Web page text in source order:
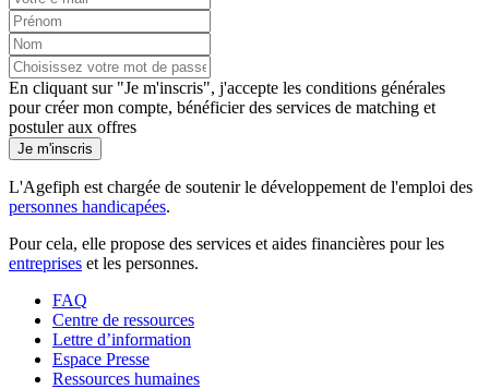
En cliquant sur "Je m'inscris", j'accepte les conditions générales
pour créer mon compte, bénéficier des services de matching et
postuler aux offres
Je m'inscris
L'Agefiph est chargée de soutenir le développement de l'emploi des
personnes handicapées.
Pour cela, elle propose des services et aides financières pour les
entreprises et les personnes.
FAQ
Centre de ressources
Lettre d’information
Espace Presse
Ressources humaines